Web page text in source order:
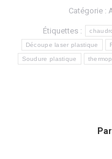
Catégorie :
Étiquettes :
Découpe laser plastique
Soudure plastique